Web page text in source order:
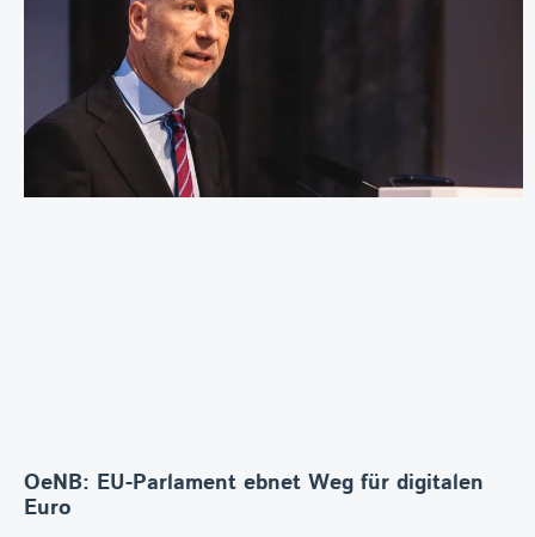
OeNB: EU-Parlament ebnet Weg für digitalen
Euro